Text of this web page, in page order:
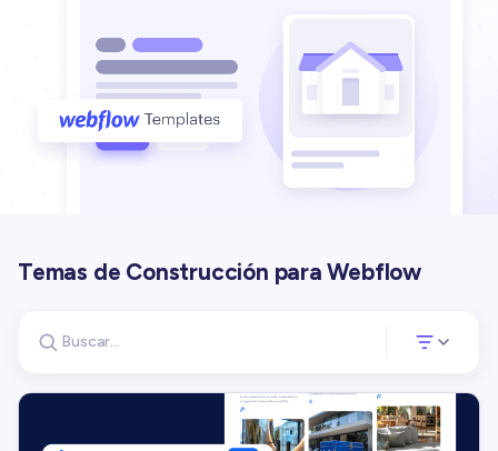
Temas de Construcción para Webflow
Buscar plantillas
Abre un